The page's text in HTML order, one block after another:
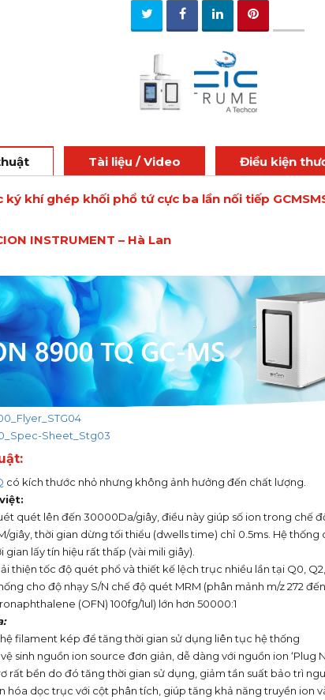
Tài liệu / Video Điều kiện
ký khí ghép khối phổ tứ cực ba lần nối tiếp
INSTRUMENT – Hà Lan
Sheet_Stg03
có kích thước nhỏ nhưng không ảnh hưởng đến chất lượng.
:
quét lên đến 30000Da/giây, điều này giúp số ion trong chế
giây, thời gian dừng tối thiểu (dwells time) chỉ 0.5ms. Hệ
gian lấy tín hiệu rất thấp (vài mili giây).
thiện tốc độ quét phổ và thiết kế lệch trục nhiều lần tại Q0,
cho độ nhạy S/N chế độ quét MRM (phân mảnh m/z 272
(OFN) 100fg/1ul) lớn hơn 50000:1
filament kép để tăng thời gian sử dụng liên tục hệ thống
sinh nguồn ion source đơn giản, dễ dàng với nguồn ion ‘Plug
rất bền do đó tăng thời gian sử dụng, giảm tần suất bảo trì
hóa dọc trục với cột phân tích, giúp tăng khả năng truyền ion